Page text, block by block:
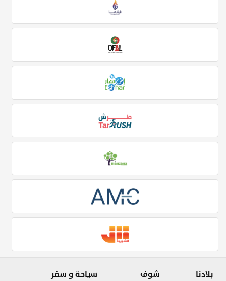
بلادنا شوف سياحة و سفر